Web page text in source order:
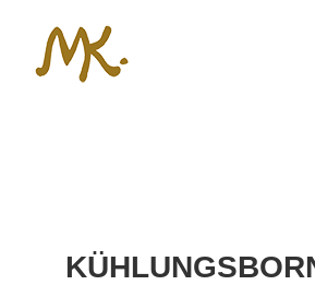
springen